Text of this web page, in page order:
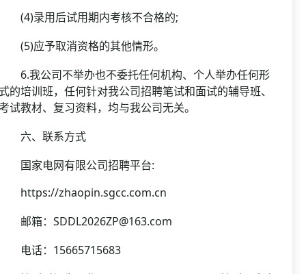
录用后试用期内考核不合格的;
应予取消资格的其他情形。
我公司不举办也不委托任何机构、个人举办任何形
的培训班，任何针对我公司招聘笔试和面试的辅导班、
试教材、复习资料，均与我公司无关。
、联系方式
家电网有限公司招聘平台:
zhaopin.sgcc.com.cn
箱：SDDL2026ZP@163.com
话：15665715683